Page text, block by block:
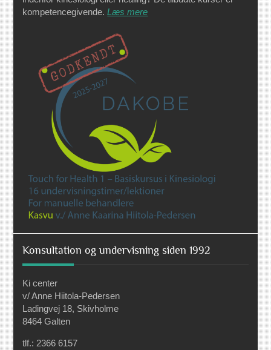
kompetencegivende.Læs mere
Konsultation og undervisning siden 1992
Ki center
v/ Anne Hiitola-Pedersen
Ladingvej 18, Skivholme
8464 Galten
tlf.: 2366 6157